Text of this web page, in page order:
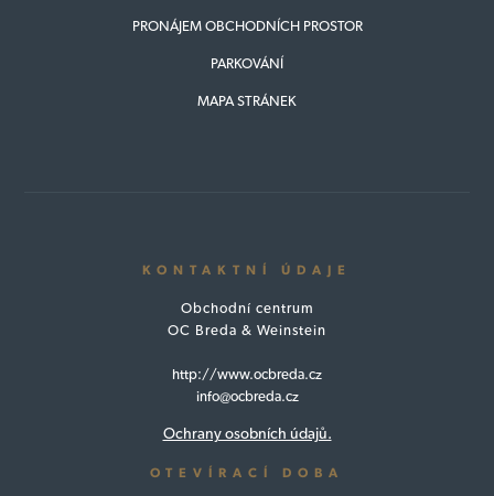
PRONÁJEM OBCHODNÍCH PROSTOR
PARKOVÁNÍ
MAPA STRÁNEK
KONTAKTNÍ ÚDAJE
Obchodní centrum
OC Breda & Weinstein
http://www.ocbreda.cz
info@ocbreda.cz
Ochrany osobních údajů.
OTEVÍRACÍ DOBA